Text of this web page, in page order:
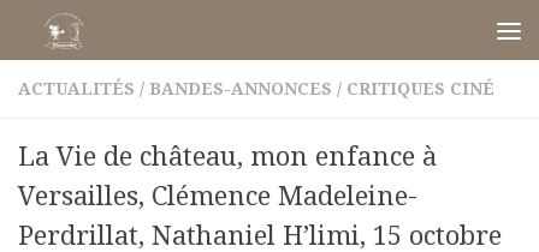
Skip to content
ACTUALITÉS / BANDES-ANNONCES / CRITIQUES CINÉ
La Vie de château, mon enfance à
Versailles, Clémence Madeleine-
Perdrillat, Nathaniel H’limi, 15 octobre